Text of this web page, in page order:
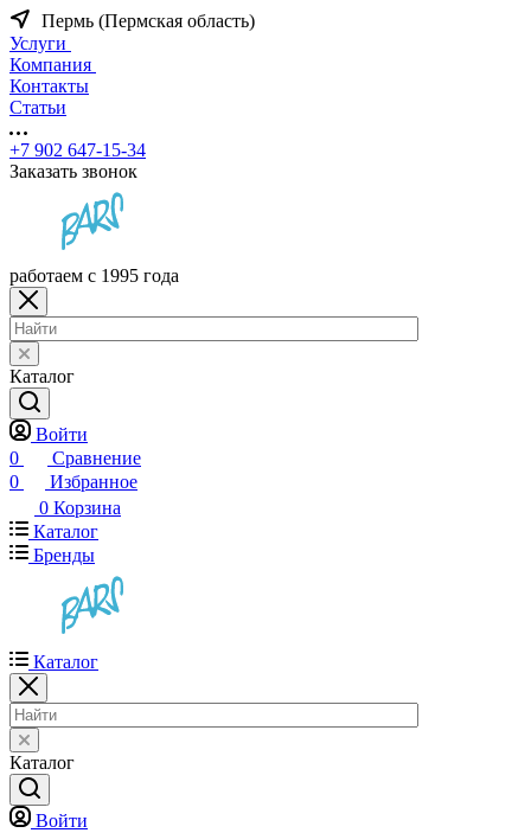
Пермь (Пермская область)
Услуги
Компания
Контакты
Статьи
+7 902 647-15-34
Заказать звонок
работаем с 1995 года
Каталог
Войти
0
Сравнение
0
Избранное
0 Корзина
Каталог
Бренды
Каталог
Каталог
Войти